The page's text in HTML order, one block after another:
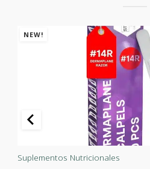
NEW!
Suplementos Nutricionales